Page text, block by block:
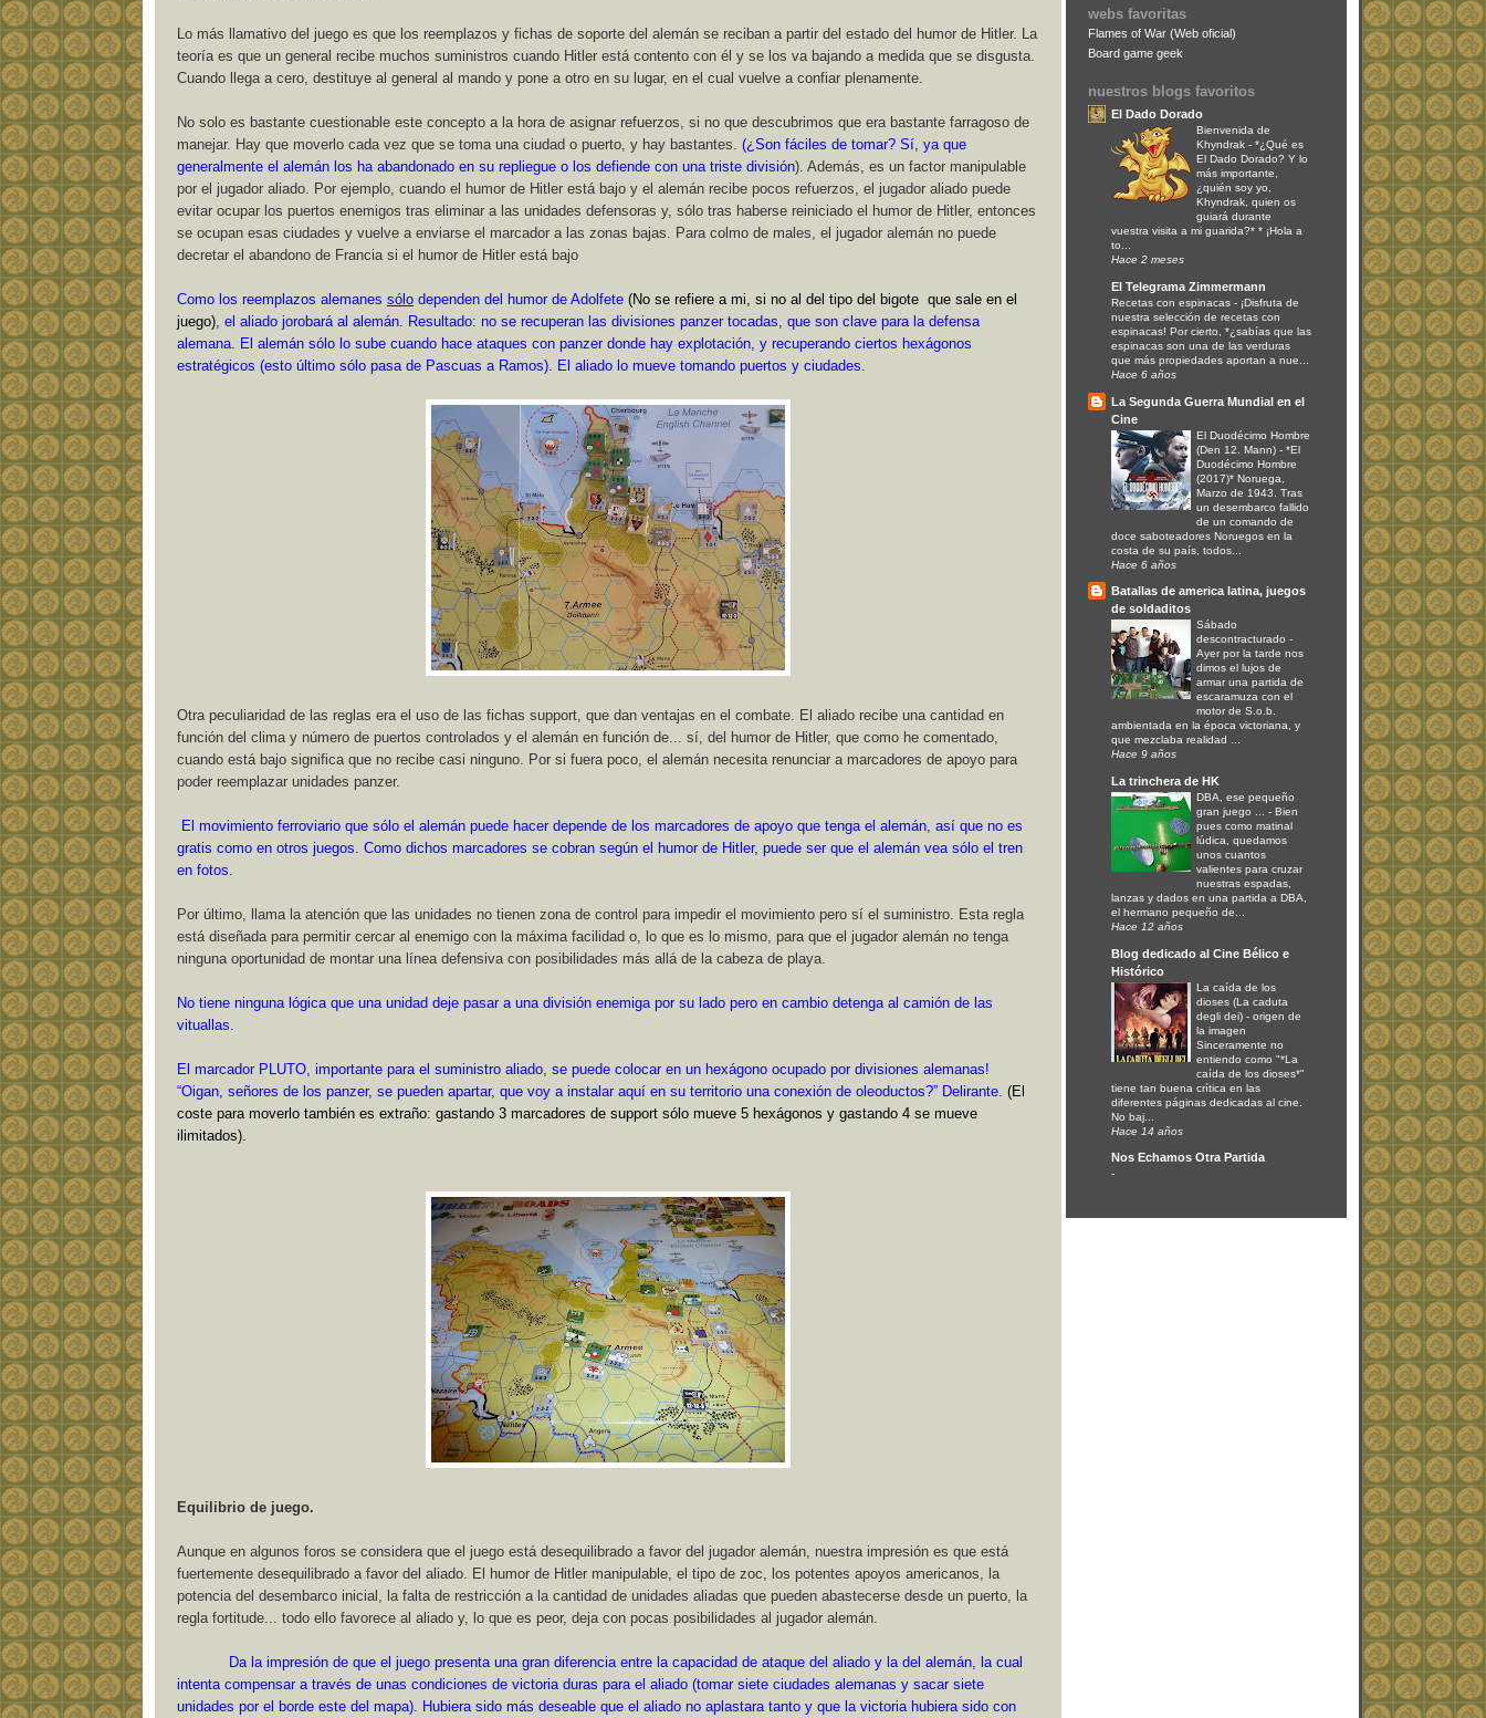
Lo más llamativo del juego es que los reemplazos y fichas de soporte del alemán se reciban a partir del estado del humor de Hitler. La
teoría es que un general recibe muchos suministros cuando Hitler está contento con él y se los va bajando a medida que se disgusta.
Cuando llega a cero, destituye al general al mando y pone a otro en su lugar, en el cual vuelve a confiar plenamente.
No solo es bastante cuestionable este concepto a la hora de asignar refuerzos, si no que descubrimos que era bastante farragoso de
manejar. Hay que moverlo cada vez que se toma una ciudad o puerto, y hay bastantes. (¿ Son fáciles de tomar? Sí, ya que
generalmente el alemán los ha abandonado en su repliegue o los defiende con una triste división). Además, es un factor manipulable
por el jugador aliado. Por ejemplo, cuando el humor de Hitler está bajo y el alemán recibe pocos refuerzos, el jugador aliado puede
evitar ocupar los puertos enemigos tras eliminar a las unidades defensoras y, sólo tras haberse reiniciado el humor de Hitler, entonces
se ocupan esas ciudades y vuelve a enviarse el marcador a las zonas bajas. Para colmo de males, el jugador alemán no puede
decretar el abandono de Francia si el humor de Hitler está bajo
Como los reemplazos alemanes sólo dependen del humor de Adolfete (No se refiere a mi, si no al del tipo del bigote que sale en el
juego), el aliado jorobará al alemán. Resultado: no se recuperan las divisiones panzer tocadas, que son clave para la defensa
alemana. El alemán sólo lo sube cuando hace ataques con panzer donde hay explotación, y recuperando ciertos hexágonos
estratégicos (esto último sólo pasa de Pascuas a Ramos). El aliado lo mueve tomando puertos y ciudades.
Otra peculiaridad de las reglas era el uso de las fichas support, que dan ventajas en el combate. El aliado recibe una cantidad en
función del clima y número de puertos controlados y el alemán en función de... sí, del humor de Hitler, que como he comentado,
cuando está bajo significa que no recibe casi ninguno. Por si fuera poco, el alemán necesita renunciar a marcadores de apoyo para
poder reemplazar unidades panzer.
El movimiento ferroviario que sólo el alemán puede hacer depende de los marcadores de apoyo que tenga el alemán, así que no es
gratis como en otros juegos. Como dichos marcadores se cobran según el humor de Hitler, puede ser que el alemán vea sólo el tren
en fotos.
Por último, llama la atención que las unidades no tienen zona de control para impedir el movimiento pero sí el suministro. Esta regla
está diseñada para permitir cercar al enemigo con la máxima facilidad o, lo que es lo mismo, para que el jugador alemán no tenga
ninguna oportunidad de montar una línea defensiva con posibilidades más allá de la cabeza de playa.
No tiene ninguna lógica que una unidad deje pasar a una división enemiga por su lado pero en cambio detenga al camión de las
vituallas.
El marcador PLUTO, importante para el suministro aliado, se puede colocar en un hexágono ocupado por divisiones alemanas!
“Oigan, señores de los panzer, se pueden apartar, que voy a instalar aquí en su territorio una conexión de oleoductos?” Delirante. (El
coste para moverlo también es extraño: gastando 3 marcadores de support sólo mueve 5 hexágonos y gastando 4 se mueve
ilimitados).
Equilibrio de juego.
Aunque en algunos foros se considera que el juego está desequilibrado a favor del jugador alemán, nuestra impresión es que está
fuertemente desequilibrado a favor del aliado. El humor de Hitler manipulable, el tipo de zoc, los potentes apoyos americanos, la
potencia del desembarco inicial, la falta de restricción a la cantidad de unidades aliadas que pueden abastecerse desde un puerto, la
regla fortitude... todo ello favorece al aliado y, lo que es peor, deja con pocas posibilidades al jugador alemán.
Da la impresión de que el juego presenta una gran diferencia entre la capacidad de ataque del aliado y la del alemán, la cual
intenta compensar a través de unas condiciones de victoria duras para el aliado (tomar siete ciudades alemanas y sacar siete
unidades por el borde este del mapa). Hubiera sido más deseable que el aliado no aplastara tanto y que la victoria hubiera sido con
webs favoritas
Flames of War (Web oficial)
Board game geek
nuestros blogs favoritos
El Dado Dorado
Bienvenida de
Khyndrak - *¿Qué es
El Dado Dorado? Y lo
más importante,
¿quién soy yo,
Khyndrak, quien os
guiará durante
vuestra visita a mi guarida?* * ¡Hola a
to...
Hace 2 meses
El Telegrama Zimmermann
Recetas con espinacas - ¡Disfruta de
nuestra selección de recetas con
espinacas! Por cierto, *¿sabías que las
espinacas son una de las verduras
que más propiedades aportan a nue...
Hace 6 años
La Segunda Guerra Mundial en el
Cine
El Duodécimo Hombre
(Den 12. Mann) - *El
Duodécimo Hombre
(2017)* Noruega,
Marzo de 1943. Tras
un desembarco fallido
de un comando de
doce saboteadores Noruegos en la
costa de su país, todos...
Hace 6 años
Batallas de america latina, juegos
de soldaditos
Sábado
descontracturado -
Ayer por la tarde nos
dimos el lujos de
armar una partida de
escaramuza con el
motor de S.o.b.
ambientada en la época victoriana, y
que mezclaba realidad ...
Hace 9 años
La trinchera de HK
DBA, ese pequeño
gran juego ... - Bien
pues como matinal
lúdica, quedamos
unos cuantos
valientes para cruzar
nuestras espadas,
lanzas y dados en una partida a DBA,
el hermano pequeño de...
Hace 12 años
Blog dedicado al Cine Bélico e
Histórico
La caída de los
dioses (La caduta
degli dei) - origen de
la imagen
Sinceramente no
entiendo como "*La
caída de los dioses*"
tiene tan buena crítica en las
diferentes páginas dedicadas al cine.
No baj...
Hace 14 años
Nos Echamos Otra Partida
-